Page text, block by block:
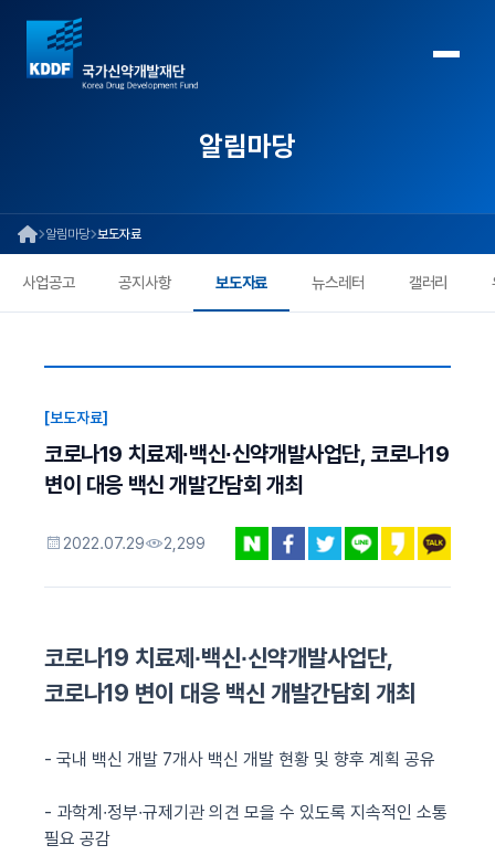
알림마당
알림마당 보도자료
사업공고 공지사항 보도자료 뉴스레터 갤러리
[보도자료]
코로나19 치료제∙백신∙신약개발사업단, 코로나19
변이 대응 백신 개발간담회 개최
2022.07.29 2,299
코로나19 치료제 ∙백신∙신약개발사업단,
코로나19 변이 대응 백신 개발간담회 개최
- 국내 백신 개발 7개사 백신 개발 현황 및 향후 계획 공유
- 과학계 ∙정부∙규제기관 의견 모을 수 있도록 지속적인 소통
필요 공감